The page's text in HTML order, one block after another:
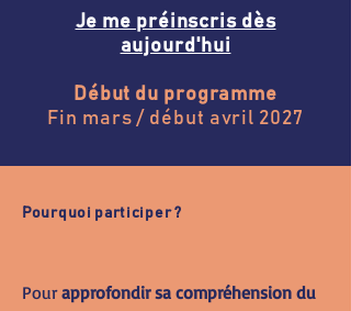
Je me préinscris dès
aujourd'hui
Début du programme
Fin mars / début avril 2027
Pourquoi participer ?
Pourapprofondir sa compréhension du